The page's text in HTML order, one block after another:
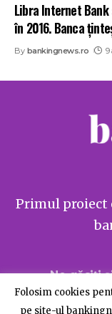
Libra Internet
în 2016. Banca
By bankingnews.ro 9
Primul
Ne găsiți
Folosim cookies
pe site-ul